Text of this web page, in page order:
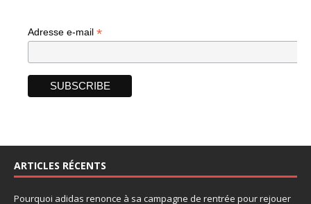
Adresse e-mail *
ARTICLES RÉCENTS
Pourquoi adidas renonce à sa campagne de rentrée pour rejouer